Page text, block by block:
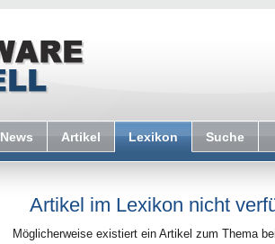
News Artikel Lexikon Suche
Artikel im Lexikon nicht
Möglicherweise existiert ein Artikel zum Thema